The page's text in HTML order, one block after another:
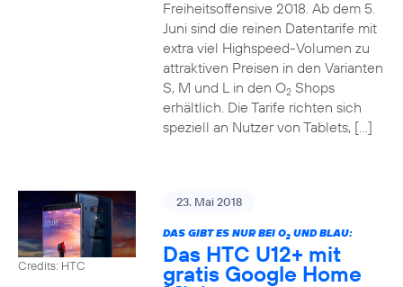
Freiheitsoffensive 2018. Ab dem 5.
Juni sind die reinen Datentarife mit
extra viel Highspeed-Volumen zu
attraktiven Preisen in den Varianten
S, M und L in den O2Shops
erhältlich. Die Tarife richten sich
speziell an Nutzer von Tablets, […]
Credits: HTC
23. Mai 2018
DAS GIBT ES NUR BEI O2UND BLAU:
Das HTC U12+ mit
gratis Google Home